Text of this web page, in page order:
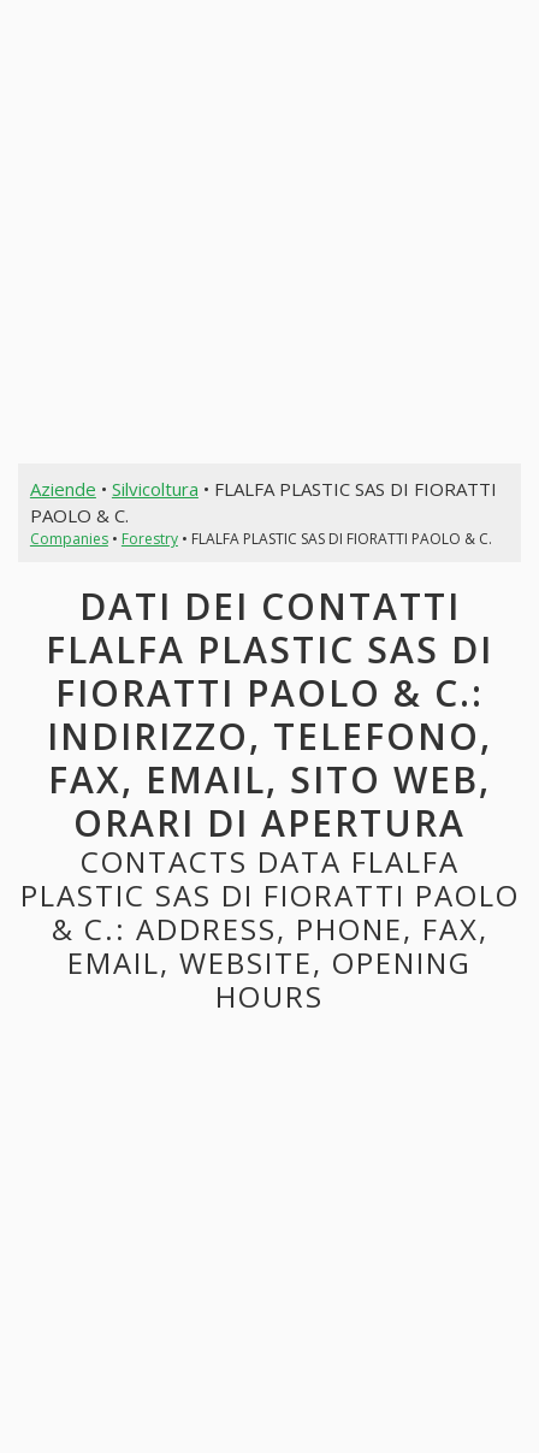
Aziende • Silvicoltura • FLALFA PLASTIC SAS DI FIORATTI
PAOLO & C.
Companies• Forestry• FLALFA PLASTIC SAS DI FIORATTI PAOLO & C.
DATI DEI CONTATTI
FLALFA PLASTIC SAS DI
FIORATTI PAOLO & C.:
INDIRIZZO, TELEFONO,
FAX, EMAIL, SITO WEB,
ORARI DI APERTURA
CONTACTS DATA FLALFA
PLASTIC SAS DI FIORATTI PAOLO
& C.: ADDRESS, PHONE, FAX,
EMAIL, WEBSITE, OPENING
HOURS